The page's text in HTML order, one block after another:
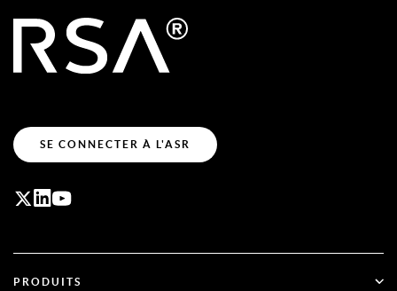
SE CONNECTER À L'ASR
PRODUITS